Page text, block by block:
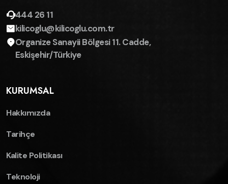
444 26 11
kilicoglu@kilicoglu.com.tr
Organize Sanayii Bölgesi 11. Cadde,
Eskişehir/Türkiye
KURUMSAL
Hakkımızda
Tarihçe
Kalite Politikası
Teknoloji